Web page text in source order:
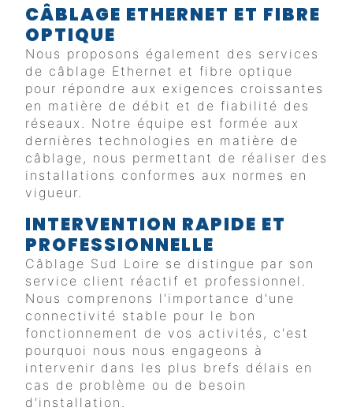
CÂBLAGE ETHERNET ET FIBRE
OPTIQUE
Nous proposons également des services
de câblage Ethernet et fibre optique
pour répondre aux exigences croissantes
en matière de débit et de fiabilité des
réseaux. Notre équipe est formée aux
dernières technologies en matière de
câblage, nous permettant de réaliser des
installations conformes aux normes en
vigueur.
INTERVENTION RAPIDE ET
PROFESSIONNELLE
Câblage Sud Loire se distingue par son
service client réactif et professionnel.
Nous comprenons l'importance d'une
connectivité stable pour le bon
fonctionnement de vos activités, c'est
pourquoi nous nous engageons à
intervenir dans les plus brefs délais en
cas de problème ou de besoin
d'installation.